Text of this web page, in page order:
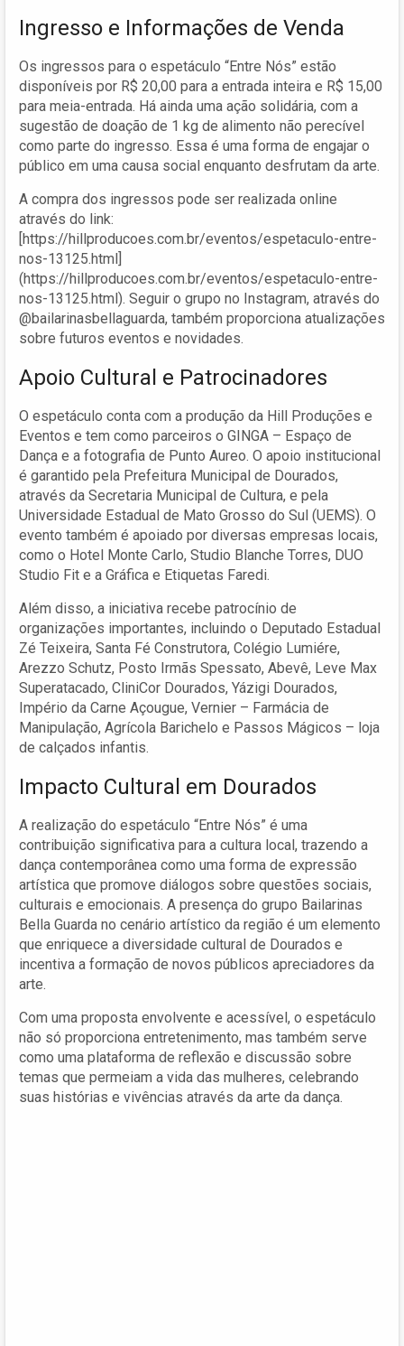
Ingresso e Informações de Venda
Os ingressos para o espetáculo “Entre Nós” estão
disponíveis por R$ 20,00 para a entrada inteira e R$ 15,00
para meia-entrada. Há ainda uma ação solidária, com a
sugestão de doação de 1 kg de alimento não perecível
como parte do ingresso. Essa é uma forma de engajar o
público em uma causa social enquanto desfrutam da arte.
A compra dos ingressos pode ser realizada online
através do link:
[https://hillproducoes.com.br/eventos/espetaculo-entre-
nos-13125.html]
(https://hillproducoes.com.br/eventos/espetaculo-entre-
nos-13125.html). Seguir o grupo no Instagram, através do
@bailarinasbellaguarda, também proporciona atualizações
sobre futuros eventos e novidades.
Apoio Cultural e Patrocinadores
O espetáculo conta com a produção da Hill Produções e
Eventos e tem como parceiros o GINGA – Espaço de
Dança e a fotografia de Punto Aureo. O apoio institucional
é garantido pela Prefeitura Municipal de Dourados,
através da Secretaria Municipal de Cultura, e pela
Universidade Estadual de Mato Grosso do Sul (UEMS). O
evento também é apoiado por diversas empresas locais,
como o Hotel Monte Carlo, Studio Blanche Torres, DUO
Studio Fit e a Gráfica e Etiquetas Faredi.
Além disso, a iniciativa recebe patrocínio de
organizações importantes, incluindo o Deputado Estadual
Zé Teixeira, Santa Fé Construtora, Colégio Lumiére,
Arezzo Schutz, Posto Irmãs Spessato, Abevê, Leve Max
Superatacado, CliniCor Dourados, Yázigi Dourados,
Império da Carne Açougue, Vernier – Farmácia de
Manipulação, Agrícola Barichelo e Passos Mágicos – loja
de calçados infantis.
Impacto Cultural em Dourados
A realização do espetáculo “Entre Nós” é uma
contribuição significativa para a cultura local, trazendo a
dança contemporânea como uma forma de expressão
artística que promove diálogos sobre questões sociais,
culturais e emocionais. A presença do grupo Bailarinas
Bella Guarda no cenário artístico da região é um elemento
que enriquece a diversidade cultural de Dourados e
incentiva a formação de novos públicos apreciadores da
arte.
Com uma proposta envolvente e acessível, o espetáculo
não só proporciona entretenimento, mas também serve
como uma plataforma de reflexão e discussão sobre
temas que permeiam a vida das mulheres, celebrando
suas histórias e vivências através da arte da dança.